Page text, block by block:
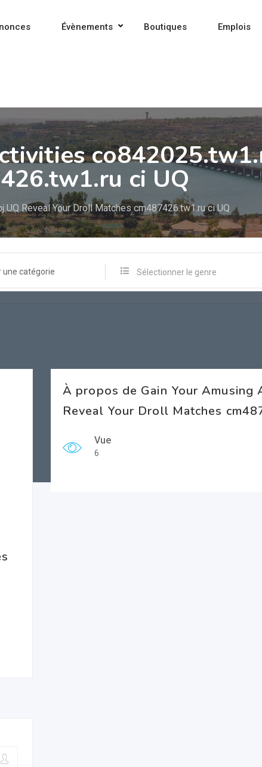
Évènements Boutiques Emplois
ci UQ
Reveal Your Droll Matches cm487426.tw1.ru ci UQ
une catégorie Sélectionner le genre
À propos de Gain Your
Reveal Your Droll Matches
Vue
6